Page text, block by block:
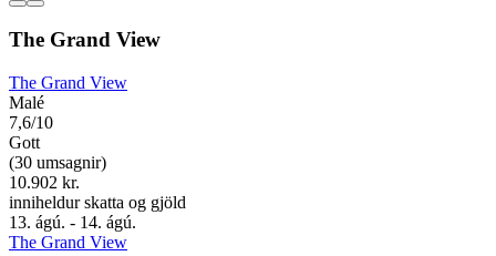
The Grand View
The Grand View
Malé
7,6/10
Gott
(30 umsagnir)
10.902 kr.
inniheldur skatta og gjöld
13. ágú. - 14. ágú.
The Grand View